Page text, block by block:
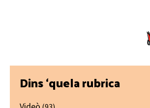
Primary
Sidebar
Dins ‘quela rubrica